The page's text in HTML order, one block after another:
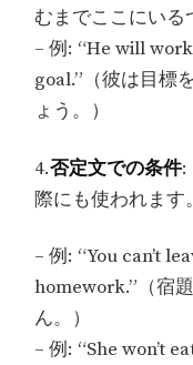
むまでここにいる
– 例: “He will
goal.”（彼は目標
ょう。）
4.否定文での条件:
際にも使われます。
– 例: “You can’t
homework.”（宿
ん。）
– 例: “She won’t